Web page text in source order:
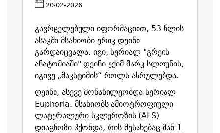
20-02-2026
გავრცელებული იფორმაციით, 53 წლის
ასაკში მსახიობი ერიკ დეინი
გარდაიცვალა. იგი, სერიალ "გრეის
ანატომიაში" დეინი ექიმ მარკ სლოუნის,
იგივე „მაკსტიმის“ როლს ასრულებდა.
დეინი, ასევე მონაწილეობდა სერიალ
Euphoria. მსახიობს ამიოტროფიული
ლატერალური სკლეროზის (ALS)
დიაგნოზი ჰქონდა, რის შესახებაც მან 1